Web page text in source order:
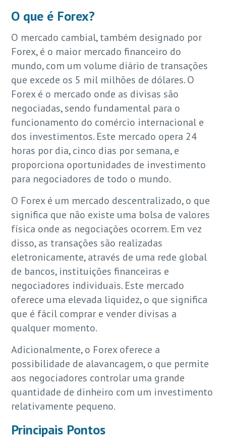
O que é Forex?
O mercado cambial, também designado por
Forex, é o maior mercado financeiro do
mundo, com um volume diário de transações
que excede os 5 mil milhões de dólares. O
Forex é o mercado onde as divisas são
negociadas, sendo fundamental para o
funcionamento do comércio internacional e
dos investimentos. Este mercado opera 24
horas por dia, cinco dias por semana, e
proporciona oportunidades de investimento
para negociadores de todo o mundo.
O Forex é um mercado descentralizado, o que
significa que não existe uma bolsa de valores
física onde as negociações ocorrem. Em vez
disso, as transações são realizadas
eletronicamente, através de uma rede global
de bancos, instituições financeiras e
negociadores individuais. Este mercado
oferece uma elevada liquidez, o que significa
que é fácil comprar e vender divisas a
qualquer momento.
Adicionalmente, o Forex oferece a
possibilidade de alavancagem, o que permite
aos negociadores controlar uma grande
quantidade de dinheiro com um investimento
relativamente pequeno.
Principais Pontos